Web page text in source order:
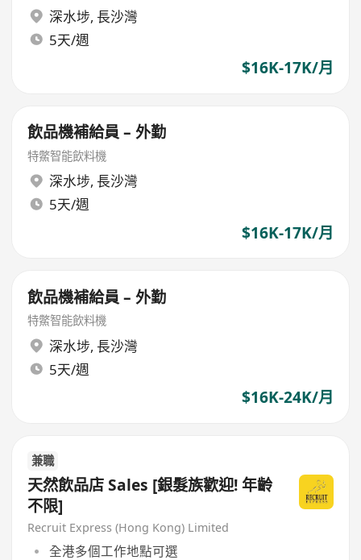
深水埗, 長沙灣
5天/週
$16K-17K/月
飲品機補給員 – 外勤
特鱉智能飲料機
深水埗, 長沙灣
5天/週
$16K-17K/月
飲品機補給員 – 外勤
特鱉智能飲料機
深水埗, 長沙灣
5天/週
$16K-24K/月
兼職
天然飲品店 Sales [銀髮族歡迎! 年齡
不限]
Recruit Express (Hong Kong) Limited
全港多個工作地點可選